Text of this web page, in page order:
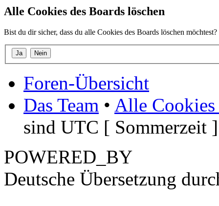
Alle Cookies des Boards löschen
Bist du dir sicher, dass du alle Cookies des Boards löschen möchtest?
Foren-Übersicht
Das Team • Alle Cookies
sind UTC [ Sommerzeit ]
POWERED_BY
Deutsche Übersetzung